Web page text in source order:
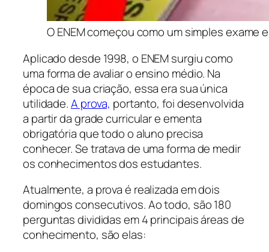
O ENEM começou como um simples
Aplicado desde 1998, o ENEM surgiu como
uma forma de avaliar o ensino médio. Na
época de sua criação, essa era sua única
utilidade.A prova, portanto, foi desenvolvida
a partir da grade curricular e ementa
obrigatória que todo o aluno precisa
conhecer. Se tratava de uma forma de medir
os conhecimentos dos estudantes.
Atualmente, a prova é realizada em dois
domingos consecutivos. Ao todo, são 180
perguntas divididas em 4 principais áreas de
conhecimento, são elas: